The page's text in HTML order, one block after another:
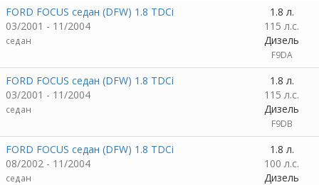
FORD FOCUS седан (DFW) 1.8 TDCi
03/2001 - 11/2004
седан
1.8 л.
115 л.с.
Дизель
F9DA
FORD FOCUS седан (DFW) 1.8 TDCi
03/2001 - 11/2004
седан
1.8 л.
115 л.с.
Дизель
F9DB
FORD FOCUS седан (DFW) 1.8 TDCi
08/2002 - 11/2004
седан
1.8 л.
100 л.с.
Дизель